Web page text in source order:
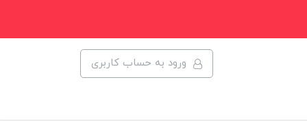
ورود به حساب کاربری